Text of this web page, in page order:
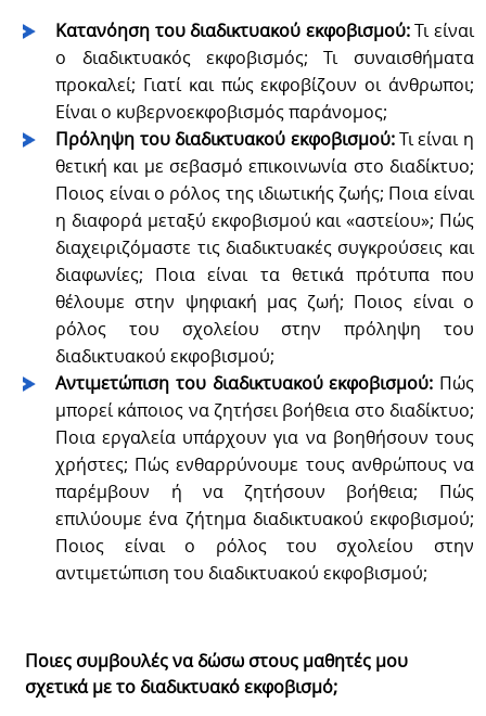
Κατανόηση του διαδικτυακού εκφοβισμού:Τι είναι
ο διαδικτυακός εκφοβισμός; Τι συναισθήματα
προκαλεί; Γιατί και πώς εκφοβίζουν οι άνθρωποι;
Είναι ο κυβερνοεκφοβισμός παράνομος;
Πρόληψη του διαδικτυακού εκφοβισμού:Τι είναι η
θετική και με σεβασμό επικοινωνία στο διαδίκτυο;
Ποιος είναι ο ρόλος της ιδιωτικής ζωής; Ποια είναι
η διαφορά μεταξύ εκφοβισμού και «αστείου»; Πώς
διαχειριζόμαστε τις διαδικτυακές συγκρούσεις και
διαφωνίες; Ποια είναι τα θετικά πρότυπα που
θέλουμε στην ψηφιακή μας ζωή; Ποιος είναι ο
ρόλος του σχολείου στην πρόληψη του
διαδικτυακού εκφοβισμού;
Αντιμετώπιση του διαδικτυακού εκφοβισμού: Πώς
μπορεί κάποιος να ζητήσει βοήθεια στο διαδίκτυο;
Ποια εργαλεία υπάρχουν για να βοηθήσουν τους
χρήστες; Πώς ενθαρρύνουμε τους ανθρώπους να
παρέμβουν ή να ζητήσουν βοήθεια; Πώς
επιλύουμε ένα ζήτημα διαδικτυακού εκφοβισμού;
Ποιος είναι ο ρόλος του σχολείου στην
αντιμετώπιση του διαδικτυακού εκφοβισμού;
Ποιες συμβουλές να δώσω στους μαθητές μου
σχετικά με το διαδικτυακό εκφοβισμό;